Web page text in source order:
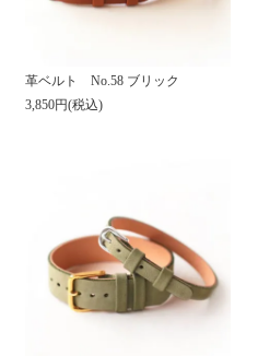
革ベルト No.58 ブリック
3,850円(税込)